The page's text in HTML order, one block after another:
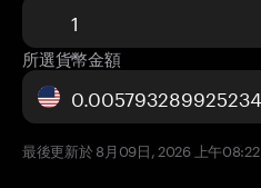
所選貨幣金額
最後更新於 8月09日, 2026 上午08:22